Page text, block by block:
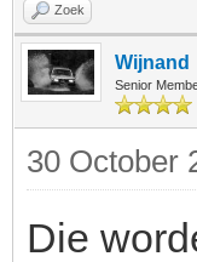
Zoek
Wijnand
Senior
30 October
Die